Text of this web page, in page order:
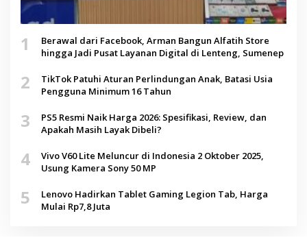
1
Berawal dari Facebook, Arman Bangun Alfatih Store
hingga Jadi Pusat Layanan Digital di Lenteng, Sumenep
2
TikTok Patuhi Aturan Perlindungan Anak, Batasi Usia
Pengguna Minimum 16 Tahun
3
PS5 Resmi Naik Harga 2026: Spesifikasi, Review, dan
Apakah Masih Layak Dibeli?
4
Vivo V60 Lite Meluncur di Indonesia 2 Oktober 2025,
Usung Kamera Sony 50 MP
5
Lenovo Hadirkan Tablet Gaming Legion Tab, Harga
Mulai Rp7,8 Juta